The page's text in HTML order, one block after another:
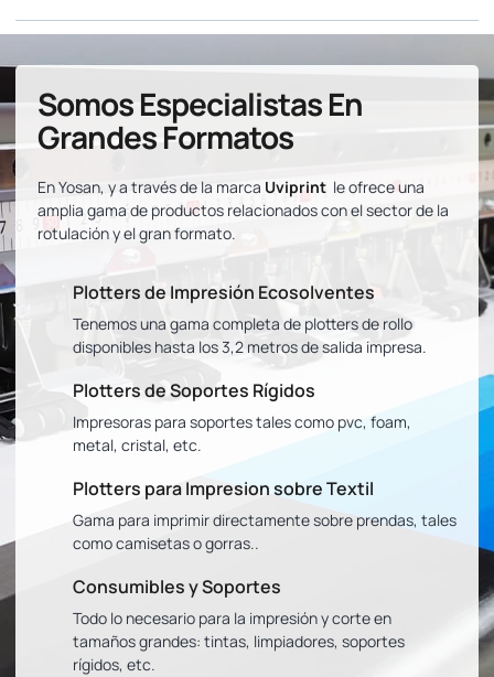
Somos Especialistas En
Grandes Formatos
En Yosan, y a través de la marca Uviprint le ofrece una
amplia gama de productos relacionados con el sector de la
rotulación y el gran formato.
Plotters de Impresión Ecosolventes
Tenemos una gama completa de plotters de rollo
disponibles hasta los 3,2 metros de salida impresa.
Plotters de Soportes Rígidos
Impresoras para soportes tales como pvc, foam,
metal, cristal, etc.
Plotters para Impresion sobre Textil
Gama para imprimir directamente sobre prendas, tales
como camisetas o gorras..
Consumibles y Soportes
Todo lo necesario para la impresión y corte en
tamaños grandes: tintas, limpiadores, soportes
rígidos, etc.